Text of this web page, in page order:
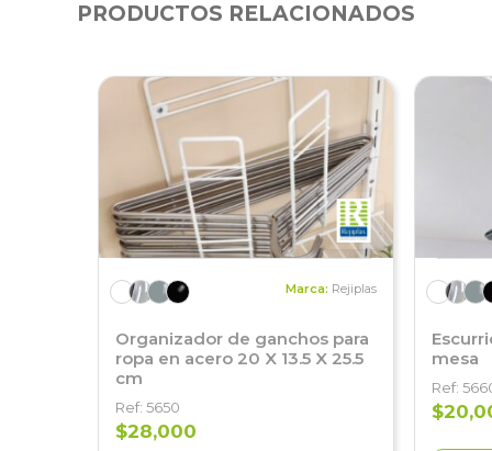
PRODUCTOS RELACIONADOS
Marca: Rejiplas
Organizador de ganchos para
ropa en acero 20 X 13.5 X 25.5
cm
Ref: 5650
$28,000
mesa
Ref: